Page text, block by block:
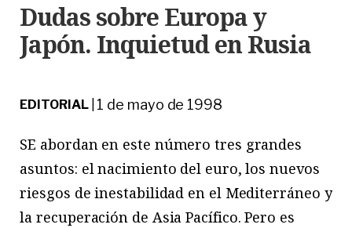
Dudas sobre Europa y
Japón. Inquietud en Rusia
EDITORIAL| 1 de mayo de 1998
SE abordan en este número tres grandes
asuntos: el nacimiento del euro, los nuevos
riesgos de inestabilidad en el Mediterráneo y
la recuperación de Asia Pacífico. Pero es